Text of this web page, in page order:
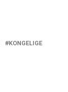
KONGELIGE